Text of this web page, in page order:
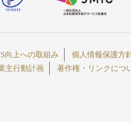
向上への取組み
個人情報保護方
主行動計画
著作権・リンクにつ